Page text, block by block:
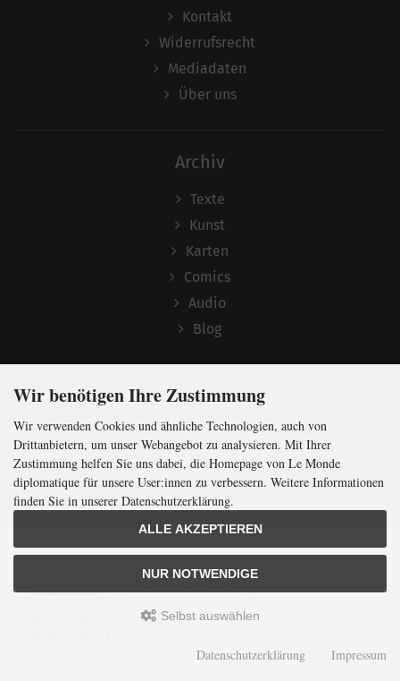
mit der weltweitgrößten
MonatszeitungfürinternationalePolitik
Jetzt das Digi-Abo testen:
Kontakt
Widerrufsrecht
Mediadaten
Über uns
Archiv
Texte
Kunst
Karten
Comics
Audio
Blog
Nachruf
Barbara Bauer
Christian Semler
Folgen
Newsletter abonnieren
Wir benötigen Ihre Zustimmung
Wir verwenden Cookies und ähnliche Technologien, auch von
Drittanbietern, um unser Webangebot zu analysieren. Mit Ihrer
Zustimmung helfen Sie uns dabei, die Homepage von Le Monde
diplomatique für unsere User:innen zu verbessern. Weitere Informationen
finden Sie in unserer Datenschutzerklärung.
ALLE AKZEPTIEREN
NUR NOTWENDIGE
Selbst auswählen
Datenschutzerklärung Impressum